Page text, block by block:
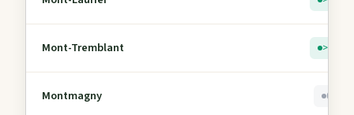
Mont-Tremblant > 5
Montmagny 0